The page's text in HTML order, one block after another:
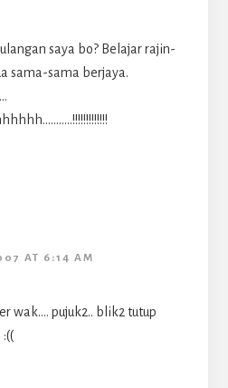
saya bo? Belajar rajin-
sama-sama berjaya.
AT 6:14 AM
wak…. pujuk2.. blik2 tutup